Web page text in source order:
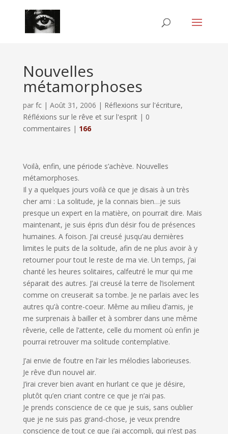
Nouvelles
métamorphoses
par fc| Août 31, 2006 | Réflexions sur l'écriture,
Réfléxions sur le rêve et sur l'esprit| 0
commentaires | 166
Voilà, enfin, une période s’achève. Nouvelles
métamorphoses.
Il y a quelques jours voilà ce que je disais à un très
cher ami : La solitude, je la connais bien…je suis
presque un expert en la matière, on pourrait dire. Mais
maintenant, je suis épris d’un désir fou de présences
humaines. A foison. J’ai creusé jusqu’au dernières
limites le puits de la solitude, afin de ne plus avoir à y
retourner pour tout le reste de ma vie. Un temps, j’ai
chanté les heures solitaires, calfeutré le mur qui me
séparait des autres. J’ai creusé la terre de l’isolement
comme on creuserait sa tombe. Je ne parlais avec les
autres qu’à contre-coeur. Même au milieu d’amis, je
me surprenais à bailler et à sombrer dans une même
rêverie, celle de l’attente, celle du moment où enfin je
pourrai retrouver ma solitude contemplative.
J’ai envie de foutre en l’air les mélodies laborieuses.
Je rêve d’un nouvel air.
J’irai crever bien avant en hurlant ce que je désire,
plutôt qu’en criant contre ce que je n’ai pas.
Je prends conscience de ce que je suis, sans oublier
que je ne suis pas grand-chose, je veux prendre
conscience de tout ce que j’ai accompli, qui n’est pas